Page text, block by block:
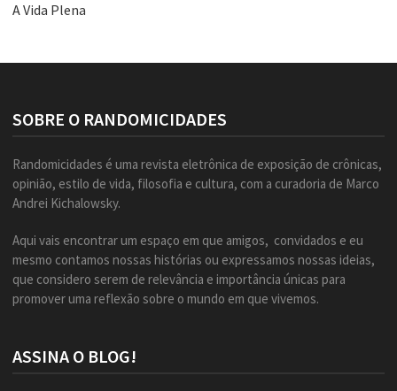
A Vida Plena
SOBRE O RANDOMICIDADES
Randomicidades é uma revista eletrônica de exposição de crônicas,
opinião, estilo de vida, filosofia e cultura, com a curadoria de Marco
Andrei Kichalowsky.
Aqui vais encontrar um espaço em que amigos, convidados e eu
mesmo contamos nossas histórias ou expressamos nossas ideias,
que considero serem de relevância e importância únicas para
promover uma reflexão sobre o mundo em que vivemos.
ASSINA O BLOG!